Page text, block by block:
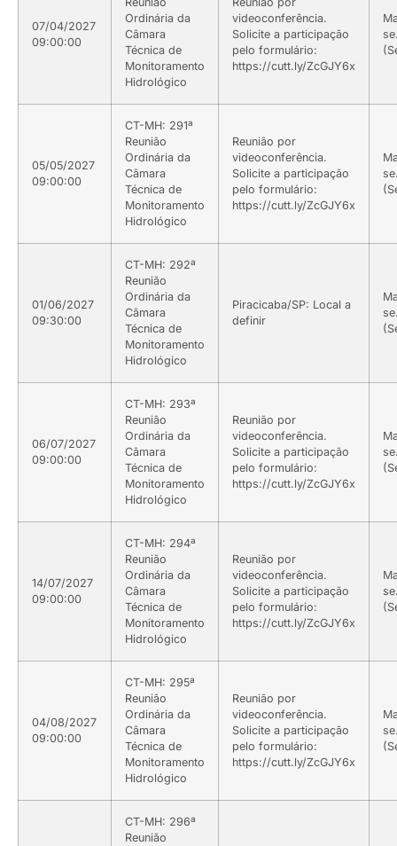
07/04/2027
09:00:00
Ordinária da
Câmara
Técnica de
Monitoramento
Hidrológico
videoconferência.
Solicite a participação
pelo formulário:
https://cutt.ly/ZcGJY6x
05/05/2027
09:00:00
CT-MH: 291ª
Reunião
Ordinária da
Câmara
Técnica de
Monitoramento
Hidrológico
Reunião por
videoconferência.
Solicite a participação
pelo formulário:
https://cutt.ly/ZcGJY6x
01/06/2027
09:30:00
CT-MH: 292ª
Reunião
Ordinária da
Câmara
Técnica de
Monitoramento
Hidrológico
Piracicaba/SP: Local a
definir
06/07/2027
09:00:00
CT-MH: 293ª
Reunião
Ordinária da
Câmara
Técnica de
Monitoramento
Hidrológico
Reunião por
videoconferência.
Solicite a participação
pelo formulário:
https://cutt.ly/ZcGJY6x
14/07/2027
09:00:00
CT-MH: 294ª
Reunião
Ordinária da
Câmara
Técnica de
Monitoramento
Hidrológico
Reunião por
videoconferência.
Solicite a participação
pelo formulário:
https://cutt.ly/ZcGJY6x
04/08/2027
09:00:00
CT-MH: 295ª
Reunião
Ordinária da
Câmara
Técnica de
Monitoramento
Hidrológico
Reunião por
videoconferência.
Solicite a participação
pelo formulário:
https://cutt.ly/ZcGJY6x
CT-MH: 296ª
Reunião